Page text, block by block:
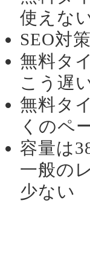
使えな
SEO対
無料タ
こう遅
無料タ
くのペ
容量は
一般の
少ない